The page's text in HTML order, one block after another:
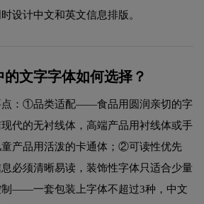
设计中文和英文信息排版。
文字字体如何选择？
点：①品类适配——食品用圆润亲切的字
代的无衬线体，高端产品用衬线体或手
产品用活泼的卡通体；②可读性优先
必须清晰易读，装饰性字体只适合少量
——一套包装上字体不超过3种，中文